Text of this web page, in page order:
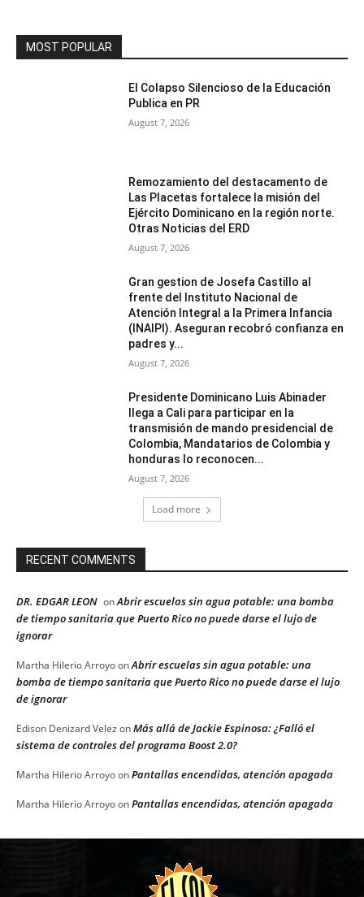
MOST POPULAR
El Colapso Silencioso de la Educación
Publica en PR
August 7, 2026
Remozamiento del destacamento de
Las Placetas fortalece la misión del
Ejército Dominicano en la región norte.
Otras Noticias del ERD
August 7, 2026
Gran gestion de Josefa Castillo al
frente del Instituto Nacional de
Atención Integral a la Primera Infancia
(INAIPI). Aseguran recobró confianza en
padres y...
August 7, 2026
Presidente Dominicano Luis Abinader
llega a Cali para participar en la
transmisión de mando presidencial de
Colombia, Mandatarios de Colombia y
honduras lo reconocen...
August 7, 2026
Load more
RECENT COMMENTS
DR. EDGAR LEON onAbrir escuelas sin agua potable: una bomba
de tiempo sanitaria que Puerto Rico no puede darse el lujo de
ignorar
Martha Hilerio ArroyoonAbrir escuelas sin agua potable: una
bomba de tiempo sanitaria que Puerto Rico no puede darse el lujo
de ignorar
Edison Denizard Velez onMás allá de Jackie Espinosa: ¿Falló el
sistema de controles del programa Boost 2.0?
Martha Hilerio ArroyoonPantallas encendidas, atención apagada
Martha Hilerio ArroyoonPantallas encendidas, atención apagada